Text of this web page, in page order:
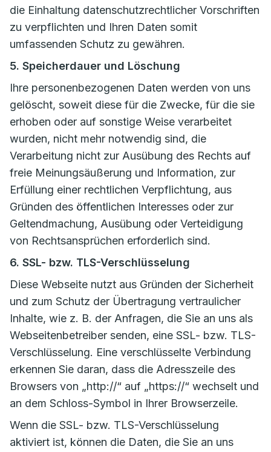
die Einhaltung datenschutzrechtlicher Vorschriften
zu verpflichten und Ihren Daten somit
umfassenden Schutz zu gewähren.
5. Speicherdauer und Löschung
Ihre personenbezogenen Daten werden von uns
gelöscht, soweit diese für die Zwecke, für die sie
erhoben oder auf sonstige Weise verarbeitet
wurden, nicht mehr notwendig sind, die
Verarbeitung nicht zur Ausübung des Rechts auf
freie Meinungsäußerung und Information, zur
Erfüllung einer rechtlichen Verpflichtung, aus
Gründen des öffentlichen Interesses oder zur
Geltendmachung, Ausübung oder Verteidigung
von Rechtsansprüchen erforderlich sind.
6. SSL- bzw. TLS-Verschlüsselung
Diese Webseite nutzt aus Gründen der Sicherheit
und zum Schutz der Übertragung vertraulicher
Inhalte, wie z. B. der Anfragen, die Sie an uns als
Webseitenbetreiber senden, eine SSL- bzw. TLS-
Verschlüsselung. Eine verschlüsselte Verbindung
erkennen Sie daran, dass die Adresszeile des
Browsers von „http://“ auf „https://“ wechselt und
an dem Schloss-Symbol in Ihrer Browserzeile.
Wenn die SSL- bzw. TLS-Verschlüsselung
aktiviert ist, können die Daten, die Sie an uns